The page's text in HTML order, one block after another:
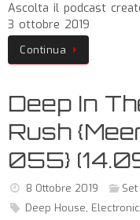
Ascolta il podcast
3 ottobre 2019
Continua
Deep In
Rush
055}
8 Ottobre 2019
Deep House,